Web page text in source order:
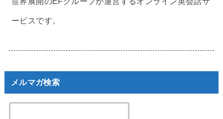
ービスです。
メルマガ検索